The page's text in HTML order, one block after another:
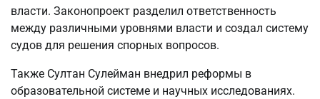
власти. Законопроект разделил ответственность
между различными уровнями власти и создал систему
судов для решения спорных вопросов.
Также Султан Сулейман внедрил реформы в
образовательной системе и научных исследованиях.